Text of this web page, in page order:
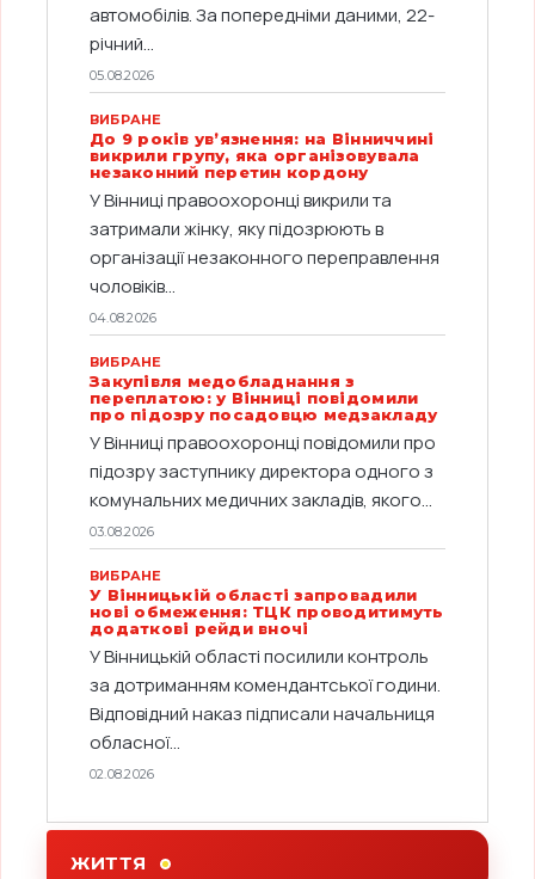
автомобілів. За попередніми даними, 22-
річний...
05.08.2026
ВИБРАНЕ
До 9 років ув’язнення: на Вінниччині
викрили групу, яка організовувала
незаконний перетин кордону
У Вінниці правоохоронці викрили та
затримали жінку, яку підозрюють в
організації незаконного переправлення
чоловіків...
04.08.2026
ВИБРАНЕ
Закупівля медобладнання з
переплатою: у Вінниці повідомили
про підозру посадовцю медзакладу
У Вінниці правоохоронці повідомили про
підозру заступнику директора одного з
комунальних медичних закладів, якого...
03.08.2026
ВИБРАНЕ
У Вінницькій області запровадили
нові обмеження: ТЦК проводитимуть
додаткові рейди вночі
У Вінницькій області посилили контроль
за дотриманням комендантської години.
Відповідний наказ підписали начальниця
обласної...
02.08.2026
ЖИТТЯ